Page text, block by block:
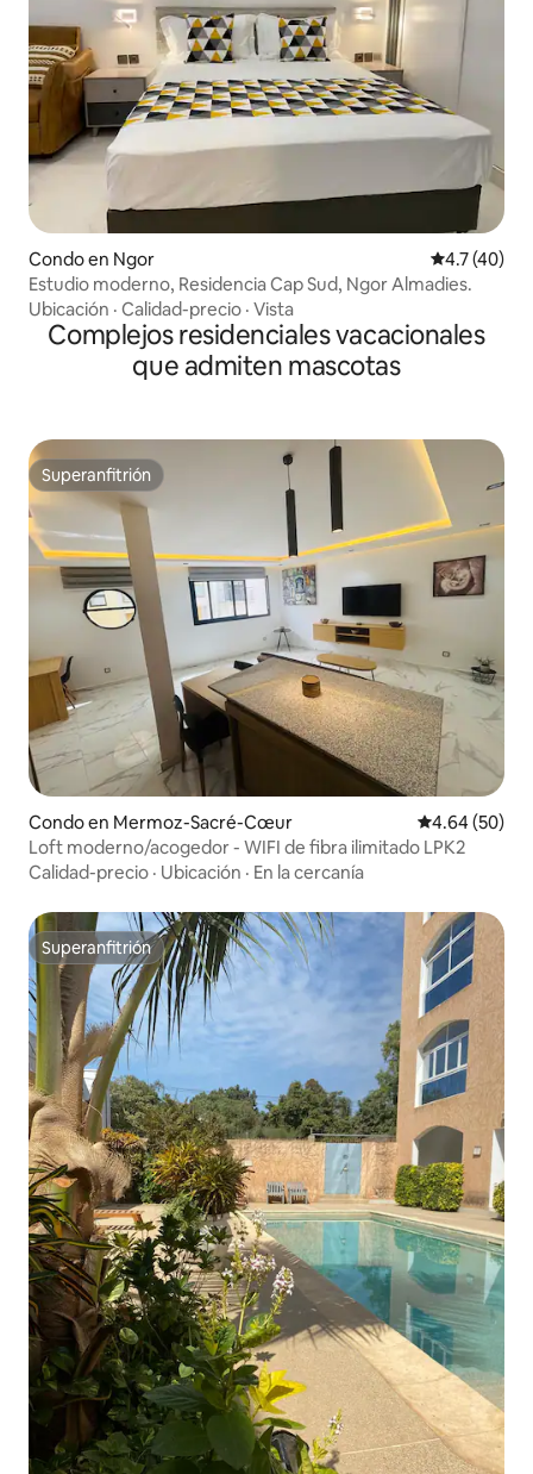
Condo en Ngor Calificación
4.7 (40)
Estudio moderno, Residencia Cap Sud, Ngor Almadies.
Ubicación · Calidad-precio · Vista
Complejos residenciales vacacionales
que admiten mascotas
Superanfitrión
Superanfitrión
Condo en Mermoz-Sacré-Cœur Calificación
4.64 (50)
Loft moderno/acogedor - WIFI de fibra ilimitado LPK2
Calidad-precio · Ubicación · En la cercanía
Superanfitrión
Superanfitrión